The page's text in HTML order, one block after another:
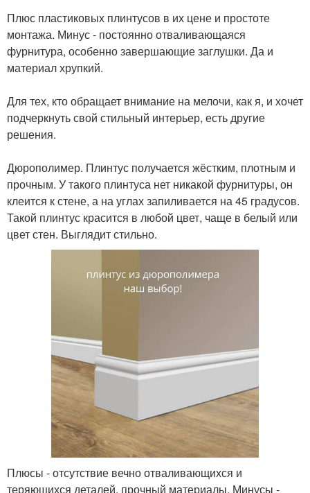
Плюс пластиковых плинтусов в их цене и простоте
монтажа. Минус - постоянно отваливающаяся
фурнитура, особенно завершающие заглушки. Да и
материал хрупкий.
Для тех, кто обращает внимание на мелочи, как я, и хочет
подчеркнуть свой стильный интерьер, есть другие
решения.
Дюрополимер. Плинтус получается жёстким, плотным и
прочным. У такого плинтуса нет никакой фурнитуры, он
клеится к стене, а на углах запиливается на 45 градусов.
Такой плинтус красится в любой цвет, чаще в белый или
цвет стен. Выглядит стильно.
Плюсы - отсутствие вечно отваливающихся и
теряющихся деталей, прочный материалы. Минусы -